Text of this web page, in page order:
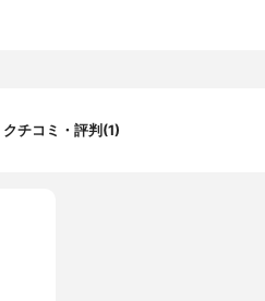
ラオレイン酸ソルベス-30、ポリソルベ
クチコミ・評判(1)